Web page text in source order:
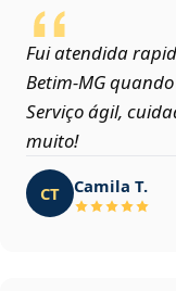
Fui atendida
Betim‑MG
Serviço ágil,
muito!
CT Camila T.